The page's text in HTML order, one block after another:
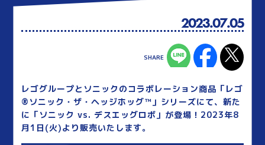
2023.07.05
レゴグループとソニックのコラボレーション商品「レゴ
®ソニック・ザ・ヘッジホッグ™」シリーズにて、新た
に「ソニック vs. デスエッグロボ」が登場！2023年8
月1日(火)より販売いたします。